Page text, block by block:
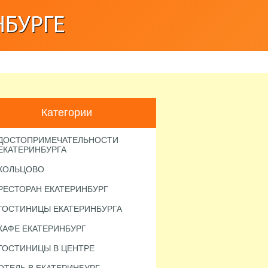
Категории
ЕКАТЕРИНБУРГ
ЕКАТЕРИНБУРГА
ЕКАТЕРИНБУРГ
В ЦЕНТРЕ